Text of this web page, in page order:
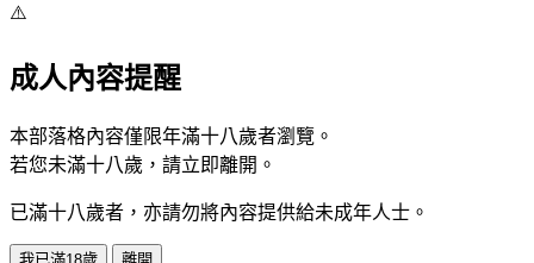
⚠️
成人內容提醒
本部落格內容僅限年滿十八歲者瀏覽。
若您未滿十八歲，請立即離開。
已滿十八歲者，亦請勿將內容提供給未成年人士。
我已滿18歲 離開